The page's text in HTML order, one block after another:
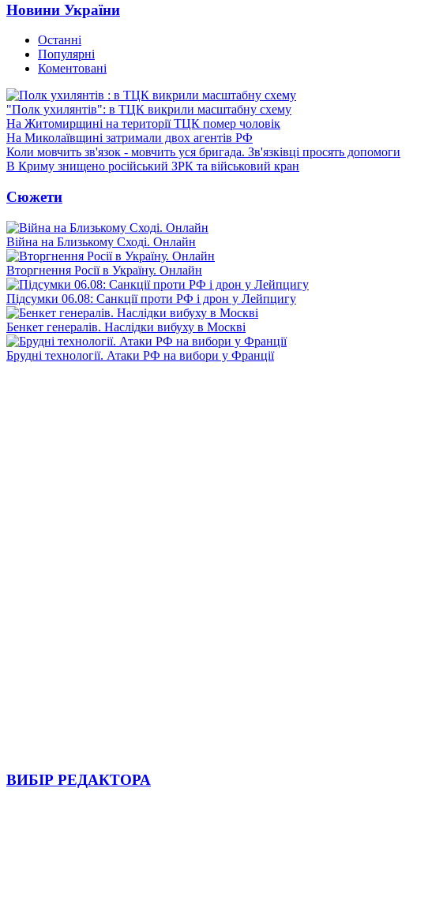
Новини України
Останні
Популярні
Коментовані
"Полк ухилянтів": в ТЦК викрили масштабну схему
На Житомирщині на території ТЦК помер чоловік
На Миколаївщині затримали двох агентів РФ
Коли мовчить зв'язок - мовчить уся бригада. Зв'язківці просять допомоги
В Криму знищено російський ЗРК та військовий кран
Сюжети
Війна на Близькому Сході. Онлайн
Вторгнення Росії в Україну. Онлайн
Підсумки 06.08: Санкції проти РФ і дрон у Лейпцигу
Бенкет генералів. Наслідки вибуху в Москві
Брудні технології. Атаки РФ на вибори у Франції
ВИБІР РЕДАКТОРА